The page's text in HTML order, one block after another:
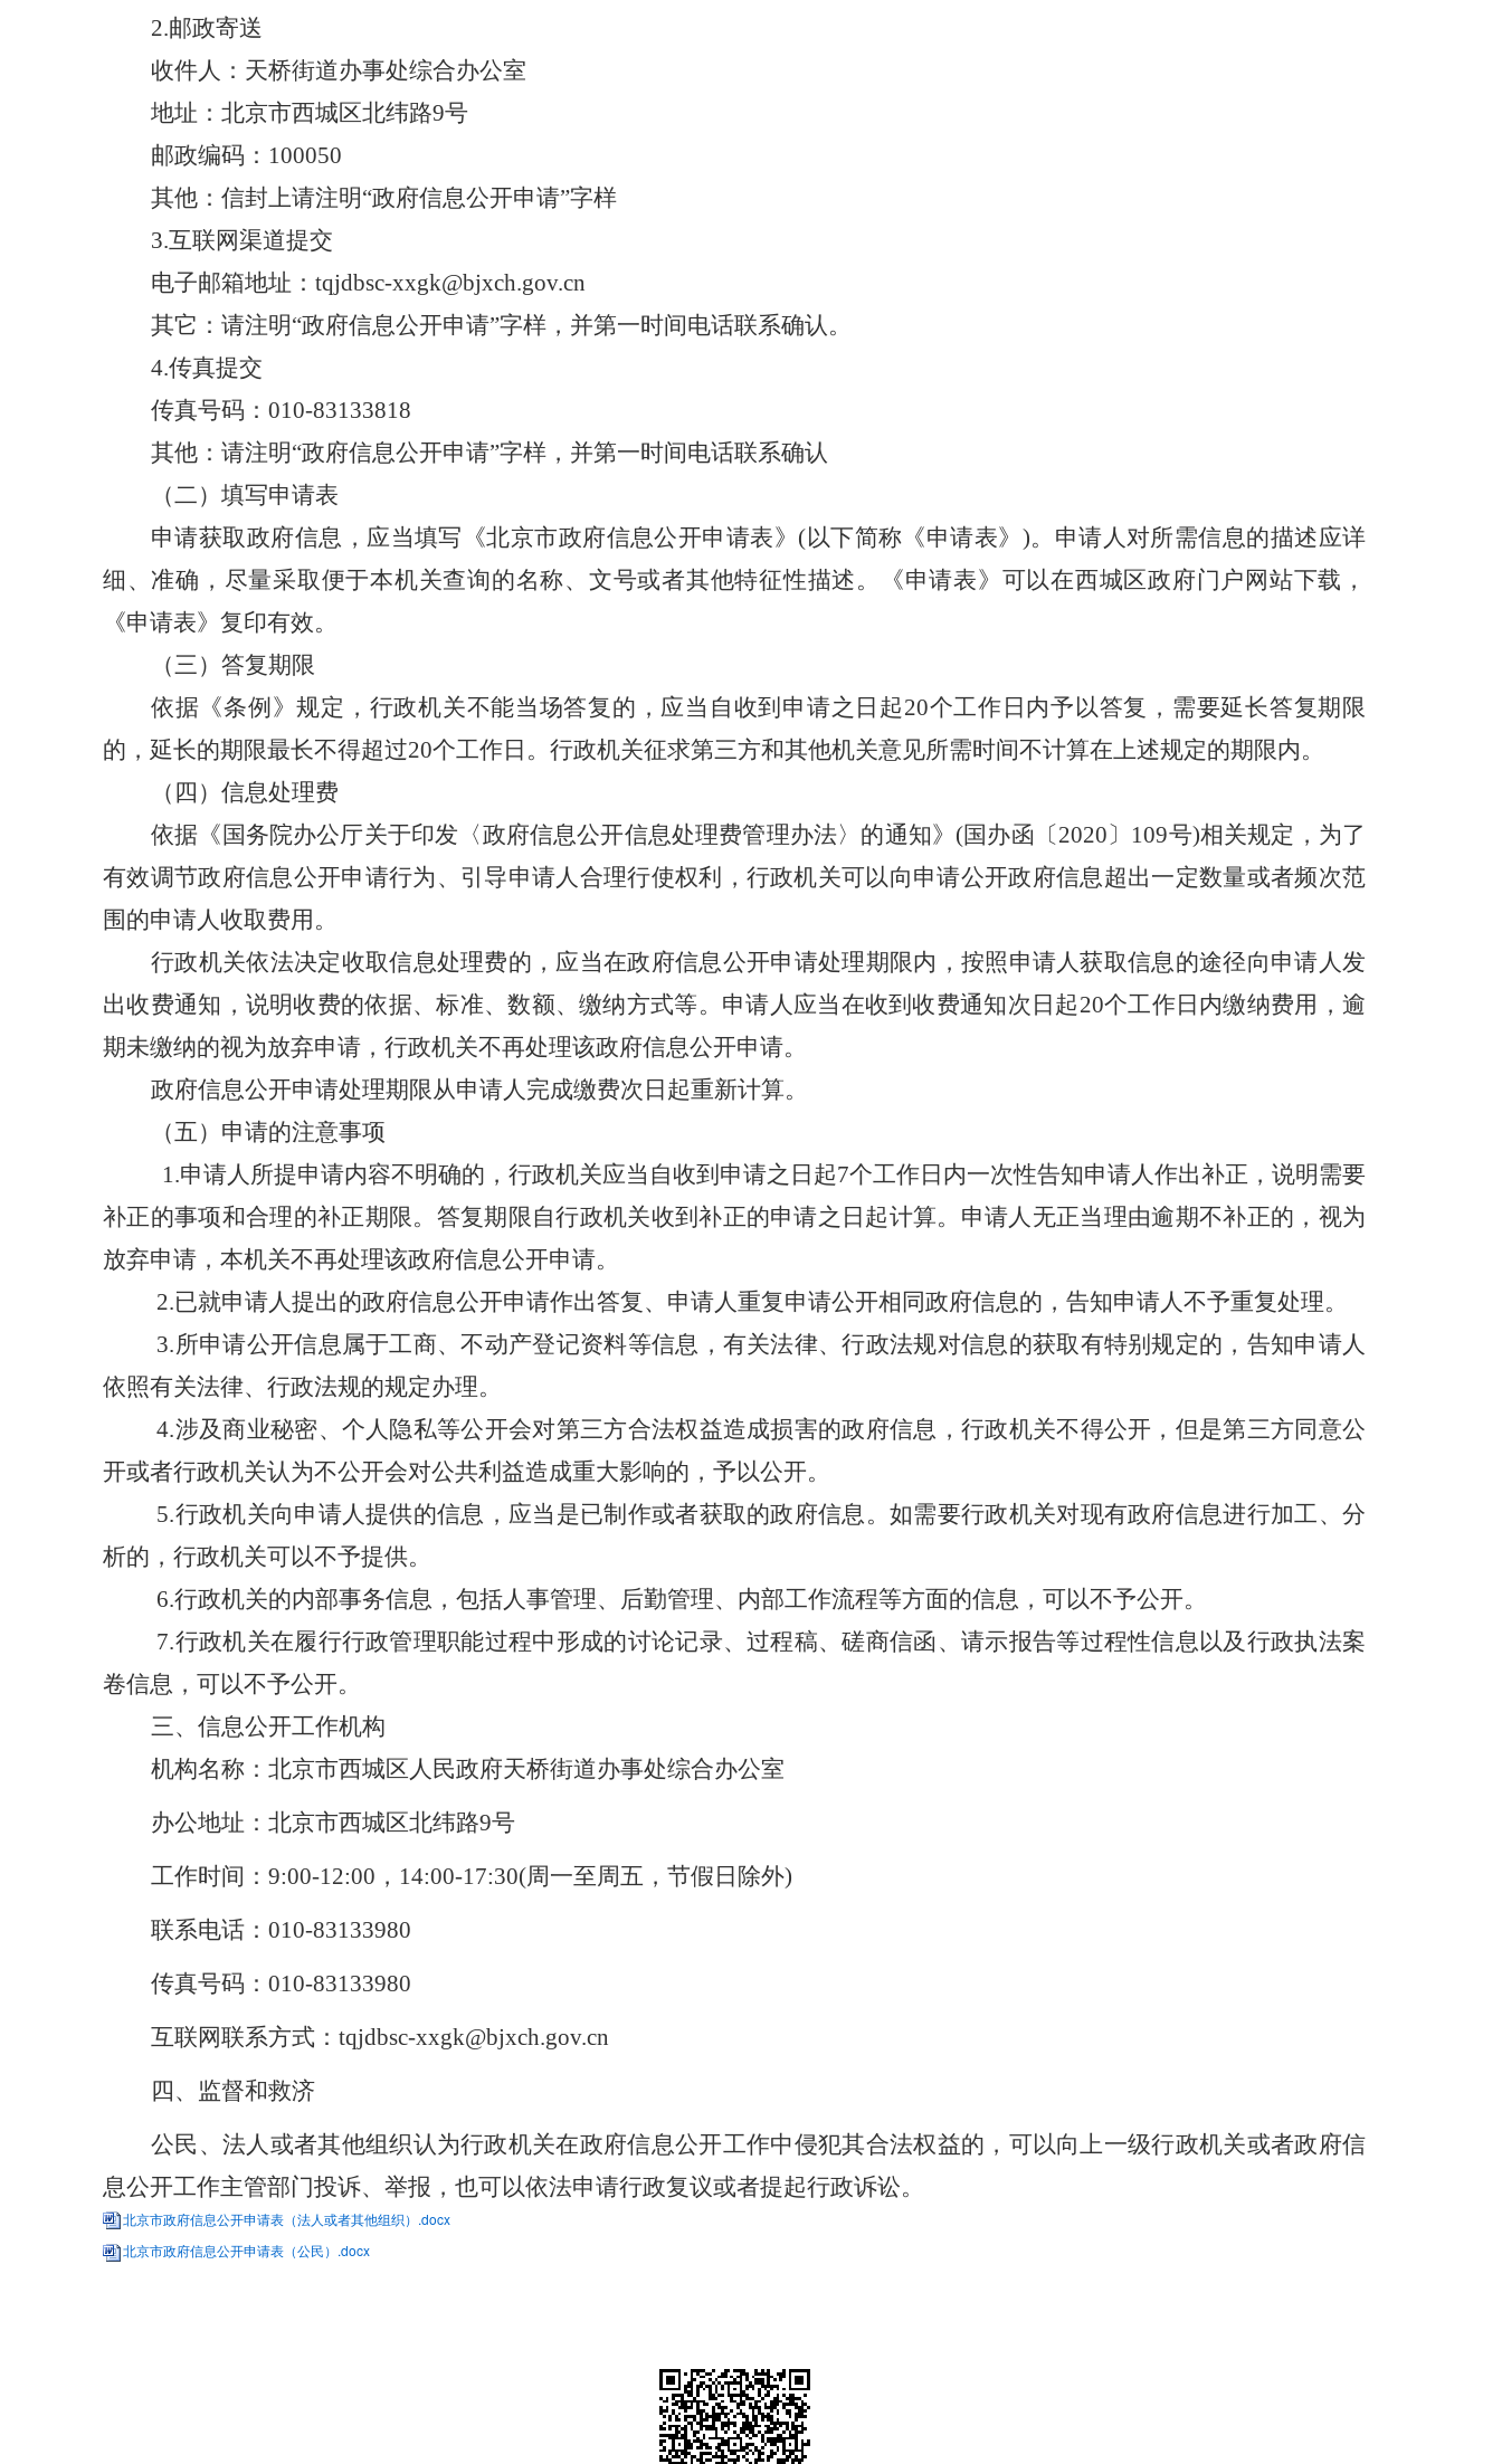
2.邮政寄送
收件人：天桥街道办事处综合办公室
地址：北京市西城区北纬路9号
邮政编码： 100050
其他：信封上请注明“政府信息公开申请”字样
3.互联网渠道提交
电子邮箱地址： tqjdbsc-xxgk@bjxch.gov.cn
其它：请注明“政府信息公开申请”字样，并第一时间电话联系确认。
4.传真提交
传真号码： 010-83133818
其他：请注明“政府信息公开申请”字样，并第一时间电话联系确认
（二）填写申请表
申请获取政府信息，应当填写《北京市政府信息公开申请表》 (以下简称《申请表》)。申请人对所需信息的描述应详
细、准确，尽量采取便于本机关查询的名称、文号或者其他特征性描述。《申请表》可以在西城区政府门户网站下载，
《申请表》复印有效。
（三）答复期限
依据《条例》规定，行政机关不能当场答复的，应当自收到申请之日起20个工作日内予以答复，需要延长答复期限
的，延长的期限最长不得超过20个工作日。行政机关征求第三方和其他机关意见所需时间不计算在上述规定的期限内。
（四）信息处理费
依据《国务院办公厅关于印发〈政府信息公开信息处理费管理办法〉的通知》 (国办函〔2020〕109号)相关规定，为了
有效调节政府信息公开申请行为、引导申请人合理行使权利，行政机关可以向申请公开政府信息超出一定数量或者频次范
围的申请人收取费用。
行政机关依法决定收取信息处理费的，应当在政府信息公开申请处理期限内，按照申请人获取信息的途径向申请人发
出收费通知，说明收费的依据、标准、数额、缴纳方式等。申请人应当在收到收费通知次日起20个工作日内缴纳费用，逾
期未缴纳的视为放弃申请，行政机关不再处理该政府信息公开申请。
政府信息公开申请处理期限从申请人完成缴费次日起重新计算。
（五）申请的注意事项
1.申请人所提申请内容不明确的，行政机关应当自收到申请之日起7个工作日内一次性告知申请人作出补正，说明需要
补正的事项和合理的补正期限。答复期限自行政机关收到补正的申请之日起计算。申请人无正当理由逾期不补正的，视为
放弃申请，本机关不再处理该政府信息公开申请。
2.已就申请人提出的政府信息公开申请作出答复、申请人重复申请公开相同政府信息的，告知申请人不予重复处理。
3.所申请公开信息属于工商、不动产登记资料等信息，有关法律、行政法规对信息的获取有特别规定的，告知申请人
依照有关法律、行政法规的规定办理。
4.涉及商业秘密、个人隐私等公开会对第三方合法权益造成损害的政府信息，行政机关不得公开，但是第三方同意公
开或者行政机关认为不公开会对公共利益造成重大影响的，予以公开。
5.行政机关向申请人提供的信息，应当是已制作或者获取的政府信息。如需要行政机关对现有政府信息进行加工、分
析的，行政机关可以不予提供。
6.行政机关的内部事务信息，包括人事管理、后勤管理、内部工作流程等方面的信息，可以不予公开。
7.行政机关在履行行政管理职能过程中形成的讨论记录、过程稿、磋商信函、请示报告等过程性信息以及行政执法案
卷信息，可以不予公开。
三、信息公开工作机构
机构名称：北京市西城区人民政府天桥街道办事处综合办公室
办公地址：北京市西城区北纬路9号
工作时间： 9:00-12:00，14:00-17:30(周一至周五，节假日除外)
联系电话： 010-83133980
传真号码： 010-83133980
互联网联系方式： tqjdbsc-xxgk@bjxch.gov.cn
四、监督和救济
公民、法人或者其他组织认为行政机关在政府信息公开工作中侵犯其合法权益的，可以向上一级行政机关或者政府信
息公开工作主管部门投诉、举报，也可以依法申请行政复议或者提起行政诉讼。
北京市政府信息公开申请表（法人或者其他组织）.docx
北京市政府信息公开申请表（公民）.docx